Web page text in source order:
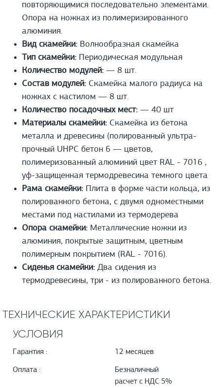
повторяющимися последовательно элементами.
Опора на ножках из полимеризированного
алюминия.
Вид скамейки: Волнообразная скамейка
Тип скамейки: Периодическая модульная
Количество модулей: — 8 шт.
Состав модулей: Скамейка малого радиуса на
ножках с настилом — 8 шт.
Количество посадочных мест: — 40 шт
Материалы скамейки: Скамейка из бетона
металла и древесины (полированный ультра-
прочный UHPС бетон 6 — цветов,
полимеризованный алюминий цвет RAL - 7016 ,
уф-защищенная термодревесина темного цвета
Рама скамейки: Плита в форме части кольца, из
полированного бетона, с двумя одноместными
местами под настилами из термодерева
Опора скамейки: Металлические ножки из
алюминия, покрытые защитным, цветным
полимерным покрытием (RAL - 7016).
Сиденья скамейки: Два сидения из
термодревесины, три - из полированного бетона.
ТЕХНИЧЕСКИЕ ХАРАКТЕРИСТИКИ
УСЛОВИЯ
Гарантия : 12 месяцев
Оплата :
Безналичный
расчет с НДС 5%